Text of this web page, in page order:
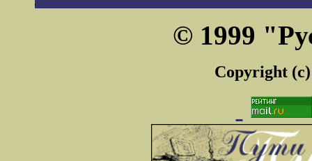
© 1999
Copyright